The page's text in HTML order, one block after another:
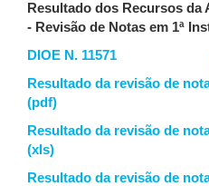
Resultado dos Recursos da
- Revisão de Notas em 1ª
DIOE N. 11571
Resultado da revisão de
(pdf)
Resultado da revisão de
(xls)
Resultado da revisão de